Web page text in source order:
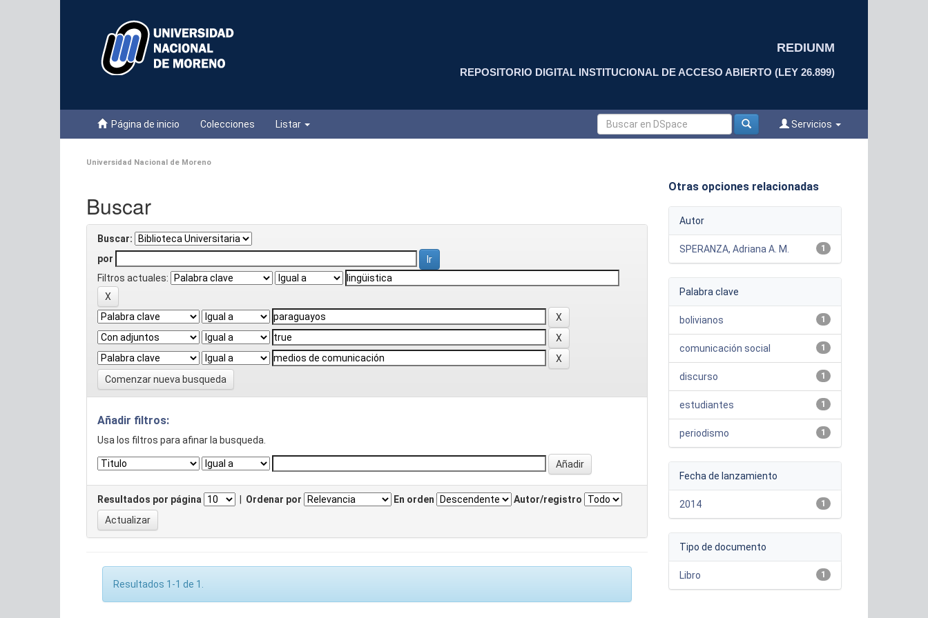
REDIUNM
REPOSITORIO DIGITAL INSTITUCIONAL DE ACCESO ABIERTO (LEY 26.899)
Página de inicio Colecciones Listar Servicios
Universidad Nacional de Moreno
Buscar
Buscar:
por
Filtros actuales:
Comenzar nueva busqueda
Añadir filtros:
Usa los filtros para afinar la busqueda.
Resultados por página Ordenar por En orden Autor/registro
Resultados 1-1 de 1.
Otras opciones relacionadas
Autor
1
SPERANZA, Adriana A. M.
Palabra clave
1
bolivianos
1
comunicación social
1
discurso
1
estudiantes
1
periodismo
Fecha de lanzamiento
1
2014
Tipo de documento
1
Libro